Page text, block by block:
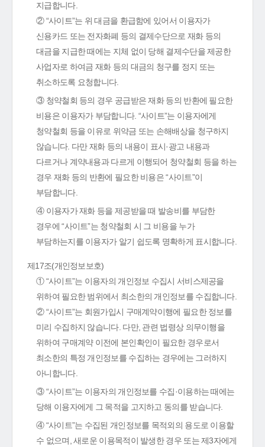
지급합니다.
② “사이트”는 위 대금을 환급함에 있어서 이용자가
신용카드 또는 전자화폐 등의 결제수단으로 재화 등의
대금을 지급한 때에는 지체 없이 당해 결제수단을 제공한
사업자로 하여금 재화 등의 대금의 청구를 정지 또는
취소하도록 요청합니다.
③ 청약철회 등의 경우 공급받은 재화 등의 반환에 필요한
비용은 이용자가 부담합니다. “사이트”는 이용자에게
청약철회 등을 이유로 위약금 또는 손해배상을 청구하지
않습니다. 다만 재화 등의 내용이 표시·광고 내용과
다르거나 계약내용과 다르게 이행되어 청약철회 등을 하는
경우 재화 등의 반환에 필요한 비용은 “사이트”이
부담합니다.
④ 이용자가 재화 등을 제공받을 때 발송비를 부담한
경우에 “사이트”는 청약철회 시 그 비용을 누가
부담하는지를 이용자가 알기 쉽도록 명확하게 표시합니다.
제17조(개인정보보호)
① “사이트”는 이용자의 개인정보 수집시 서비스제공을
위하여 필요한 범위에서 최소한의 개인정보를 수집합니다.
② “사이트”는 회원가입시 구매계약이행에 필요한 정보를
미리 수집하지 않습니다. 다만, 관련 법령상 의무이행을
위하여 구매계약 이전에 본인확인이 필요한 경우로서
최소한의 특정 개인정보를 수집하는 경우에는 그러하지
아니합니다.
③ “사이트”는 이용자의 개인정보를 수집·이용하는 때에는
당해 이용자에게 그 목적을 고지하고 동의를 받습니다.
④ “사이트”는 수집된 개인정보를 목적외의 용도로 이용할
수 없으며, 새로운 이용목적이 발생한 경우 또는 제3자에게